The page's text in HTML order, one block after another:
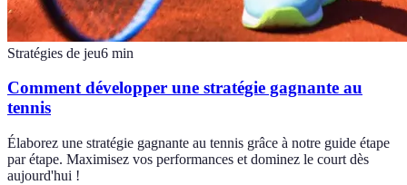
Stratégies de jeu6 min
Comment développer une stratégie gagnante au
tennis
Élaborez une stratégie gagnante au tennis grâce à notre guide étape
par étape. Maximisez vos performances et dominez le court dès
aujourd'hui !